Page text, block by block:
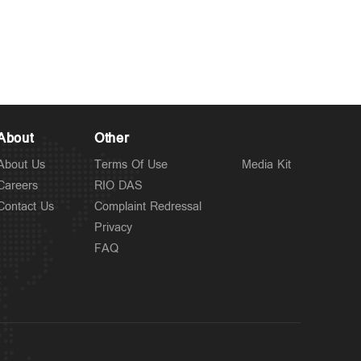
ഇരയായവരുടെ
Us
Us
Other
Terms Of Use
RIO DAS
Complaint Redressal
Privacy
FAQ
Media Kit